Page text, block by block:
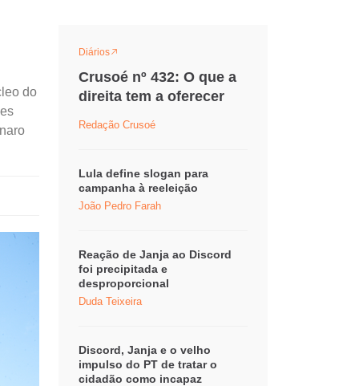
do
Diários
Crusoé nº 432: O que a
direita tem a oferecer
Redação Crusoé
Lula define slogan para
campanha à reeleição
João Pedro Farah
Reação de Janja ao Discord
foi precipitada e
desproporcional
Duda Teixeira
Discord, Janja e o velho
impulso do PT de tratar o
cidadão como incapaz